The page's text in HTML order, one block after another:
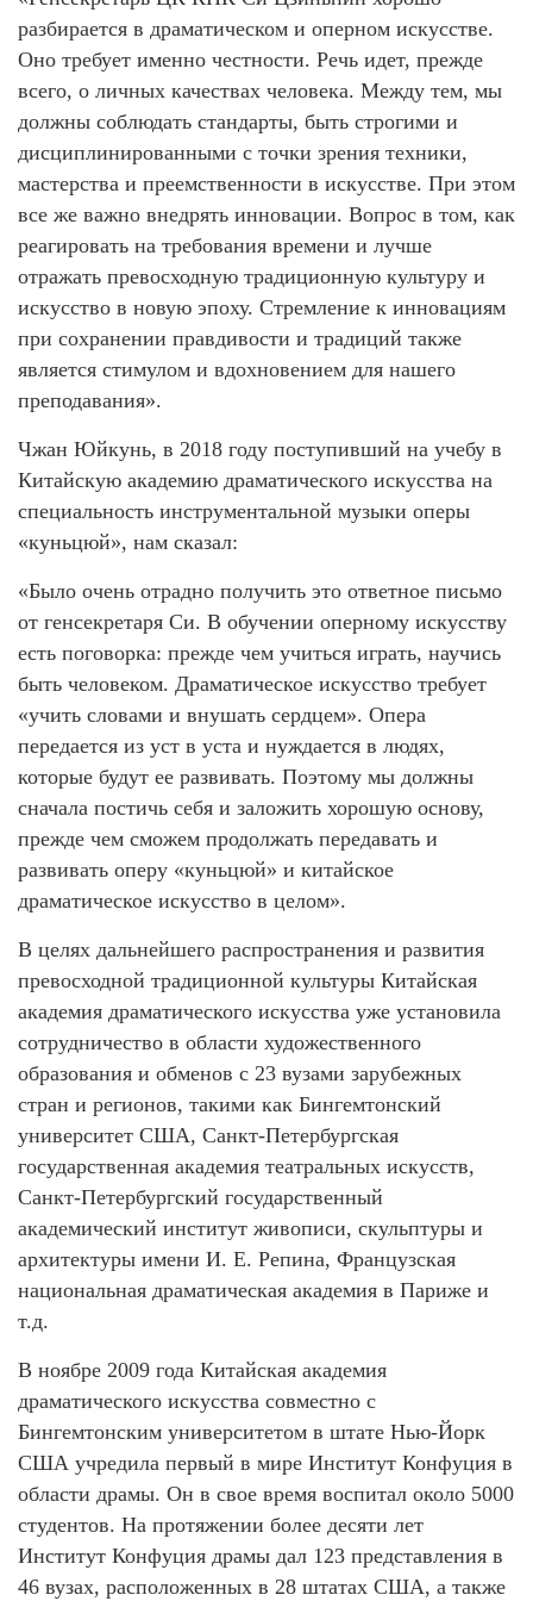
разбирается в драматическом и оперном искусстве.
Оно требует именно честности. Речь идет, прежде
всего, о личных качествах человека. Между тем, мы
должны соблюдать стандарты, быть строгими и
дисциплинированными с точки зрения техники,
мастерства и преемственности в искусстве. При этом
все же важно внедрять инновации. Вопрос в том, как
реагировать на требования времени и лучше
отражать превосходную традиционную культуру и
искусство в новую эпоху. Стремление к инновациям
при сохранении правдивости и традиций также
является стимулом и вдохновением для нашего
преподавания».
Чжан Юйкунь, в 2018 году поступивший на учебу в
Китайскую академию драматического искусства на
специальность инструментальной музыки оперы
«куньцюй», нам сказал:
«Было очень отрадно получить это ответное письмо
от генсекретаря Си. В обучении оперному искусству
есть поговорка: прежде чем учиться играть, научись
быть человеком. Драматическое искусство требует
«учить словами и внушать сердцем». Опера
передается из уст в уста и нуждается в людях,
которые будут ее развивать. Поэтому мы должны
сначала постичь себя и заложить хорошую основу,
прежде чем сможем продолжать передавать и
развивать оперу «куньцюй» и китайское
драматическое искусство в целом».
В целях дальнейшего распространения и развития
превосходной традиционной культуры Китайская
академия драматического искусства уже установила
сотрудничество в области художественного
образования и обменов с 23 вузами зарубежных
стран и регионов, такими как Бингемтонский
университет США, Санкт-Петербургская
государственная академия театральных искусств,
Санкт-Петербургский государственный
академический институт живописи, скульптуры и
архитектуры имени И. Е. Репина, Французская
национальная драматическая академия в Париже и
т.д.
В ноябре 2009 года Китайская академия
драматического искусства совместно с
Бингемтонским университетом в штате Нью-Йорк
США учредила первый в мире Институт Конфуция в
области драмы. Он в свое время воспитал около 5000
студентов. На протяжении более десяти лет
Институт Конфуция драмы дал 123 представления в
46 вузах, расположенных в 28 штатах США, а также